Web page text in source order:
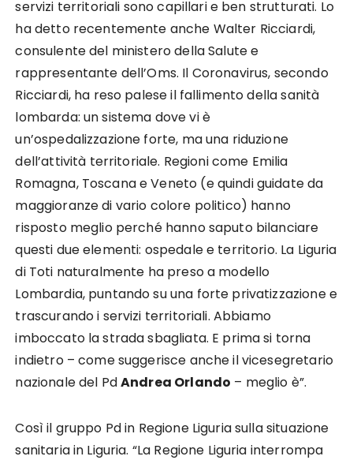
servizi territoriali sono capillari e ben strutturati. Lo
ha detto recentemente anche Walter Ricciardi,
consulente del ministero della Salute e
rappresentante dell’Oms. Il Coronavirus, secondo
Ricciardi, ha reso palese il fallimento della sanità
lombarda: un sistema dove vi è
un’ospedalizzazione forte, ma una riduzione
dell’attività territoriale. Regioni come Emilia
Romagna, Toscana e Veneto (e quindi guidate da
maggioranze di vario colore politico) hanno
risposto meglio perché hanno saputo bilanciare
questi due elementi: ospedale e territorio. La Liguria
di Toti naturalmente ha preso a modello
Lombardia, puntando su una forte privatizzazione e
trascurando i servizi territoriali. Abbiamo
imboccato la strada sbagliata. E prima si torna
indietro – come suggerisce anche il vicesegretario
nazionale del PdAndrea Orlando – meglio è”.
Così il gruppo Pd in Regione Liguria sulla situazione
sanitaria in Liguria. “La Regione Liguria interrompa